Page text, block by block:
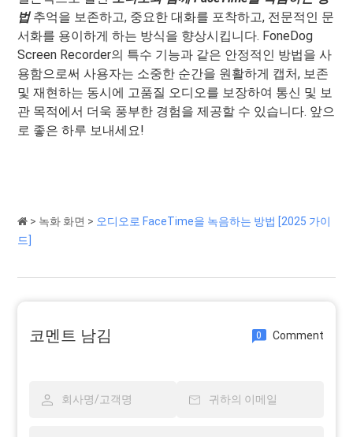
법추억을 보존하고, 중요한 대화를 포착하고, 전문적인 문
서화를 용이하게 하는 방식을 향상시킵니다. FoneDog
Screen Recorder의 특수 기능과 같은 안정적인 방법을 사
용함으로써 사용자는 소중한 순간을 원활하게 캡처, 보존
및 재현하는 동시에 고품질 오디오를 보장하여 통신 및 보
관 목적에서 더욱 풍부한 경험을 제공할 수 있습니다. 앞으
로 좋은 하루 보내세요!
> 녹화 화면 > 오디오로 FaceTime을 녹음하는 방법 [2025 가이
드]
코멘트 남김 0 Comment